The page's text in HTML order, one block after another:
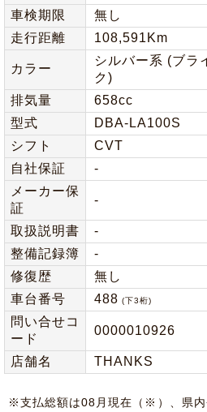
車検期限
無し
走行距離
108,591Km
カラー
シルバー系 (ブラ
ク)
排気量
658cc
型式
DBA-LA100S
シフト
CVT
自社保証
-
メーカー保
証
-
取扱説明書
-
整備記録簿
-
修復歴
無し
車台番号
488 (下3桁)
問い合せコ
ード
0000010926
店舗名 THANKS
※⽀払総額は08⽉現在（※）、県内